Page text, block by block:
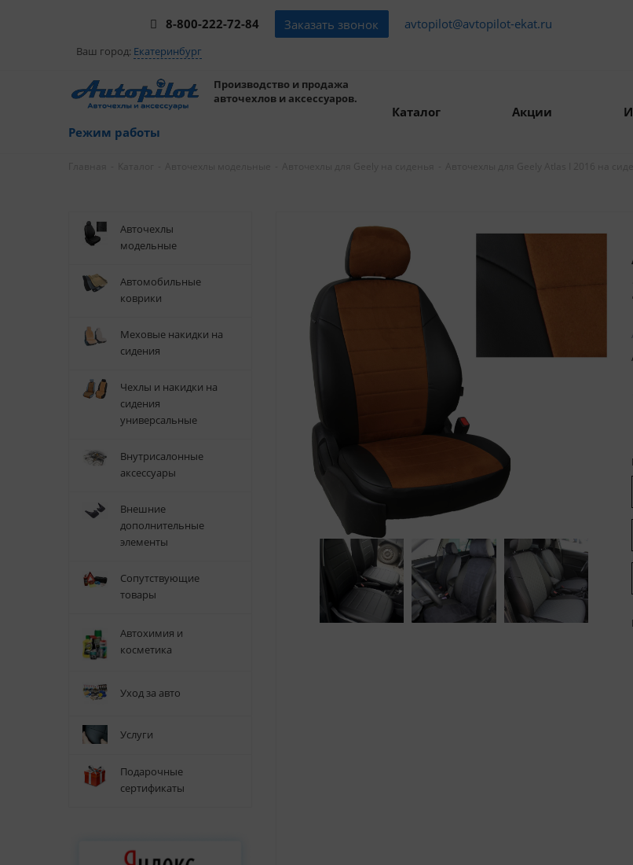
8-800-222-72-84 Заказать звонок avtopilot@avtopilot-ekat.ru
Ваш город: Екатеринбург
Производство и продажа
авточехлов и аксессуаров.
Режим работы
Каталог Акции
Авточехлы
модельные
Автомобильные
коврики
Меховые накидки на
сидения
Чехлы и накидки на
сидения
универсальные
Внутрисалонные
аксессуары
Внешние
дополнительные
элементы
Сопутствующие
товары
Автохимия и
косметика
Уход за авто
Услуги
Подарочные
сертификаты